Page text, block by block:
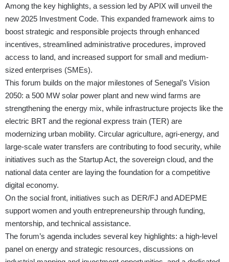
Among the key highlights, a session led by APIX will unveil the
new 2025 Investment Code. This expanded framework aims to
boost strategic and responsible projects through enhanced
incentives, streamlined administrative procedures, improved
access to land, and increased support for small and medium-
sized enterprises (SMEs).
This forum builds on the major milestones of Senegal’s Vision
2050: a 500 MW solar power plant and new wind farms are
strengthening the energy mix, while infrastructure projects like the
electric BRT and the regional express train (TER) are
modernizing urban mobility. Circular agriculture, agri-energy, and
large-scale water transfers are contributing to food security, while
initiatives such as the Startup Act, the sovereign cloud, and the
national data center are laying the foundation for a competitive
digital economy.
On the social front, initiatives such as DER/FJ and ADEPME
support women and youth entrepreneurship through funding,
mentorship, and technical assistance.
The forum’s agenda includes several key highlights: a high-level
panel on energy and strategic resources, discussions on